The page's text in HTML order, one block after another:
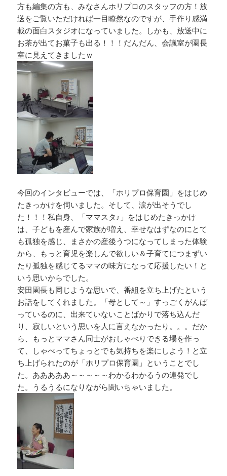
方も編集の方も、みなさんホリプロのスタッフの方！放
送をご覧いただければ一目瞭然なのですが、手作り感満
載の面白スタジオになっていました。しかも、放送中に
お茶が出てお菓子も出る！！！だんだん、会議室が園長
室に見えてきましたｗ
今回のインタビューでは、「ホリプロ保育園」をはじめ
たきっかけを伺いました。そして、涙が出そうでし
た！！！私自身、「ママスタ♪」をはじめたきっかけ
は、子どもを産んで家族が増え、幸せなはずなのにとて
も孤独を感じ、まさかの産後うつになってしまった体験
から、もっと育児を楽しんで欲しい＆子育てにつまずい
たり孤独を感じてるママの味方になって応援したい！と
いう思いからでした。
安田園長も同じような思いで、番組を立ち上げたという
お話をしてくれました。「母として～」すっごくがんば
っているのに、出来ていないことばかりで落ち込んだ
り、寂しいという思いを人に言えなかったり。。。だか
ら、もっとママさん同士がおしゃべりできる場を作っ
て、しゃべってちょっとでも気持ちを楽にしよう！と立
ち上げられたのが「ホリプロ保育園」ということでし
た。あああああ～～～～～わかるわかるうの連発でし
た。うるうるになりながら聞いちゃいました。